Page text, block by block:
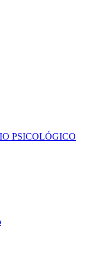
PSICOLÓGICO